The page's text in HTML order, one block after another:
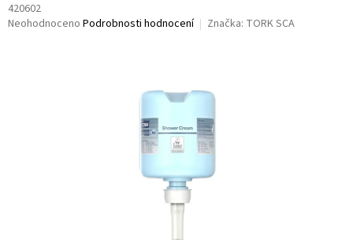
420602
Průměrné
Neohodnoceno Podrobnosti hodnocení Značka: TORK SCA